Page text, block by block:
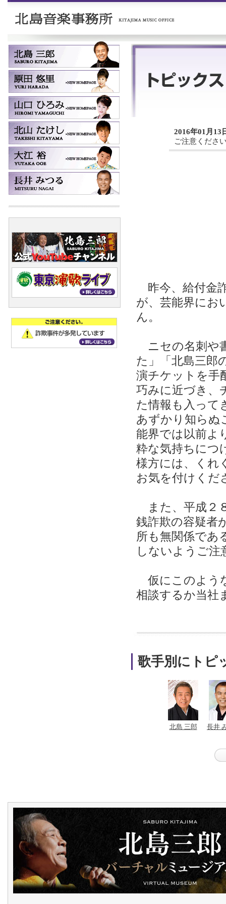
2016年01月13
ご注意くださ
昨今、給付金
が、芸能界にお
ん。
ニセの名刺や
た」「北島三郎
演チケットを手
巧みに近づき、
た情報も入って
あずかり知らぬ
能界では以前よ
粋な気持ちにつ
様方には、くれ
お気を付けくだ
また、平成２
銭詐欺の容疑者
所も無関係であ
しないようご注
仮にこのよう
相談するか当社
歌手別にトピ
北島 三郎 長井